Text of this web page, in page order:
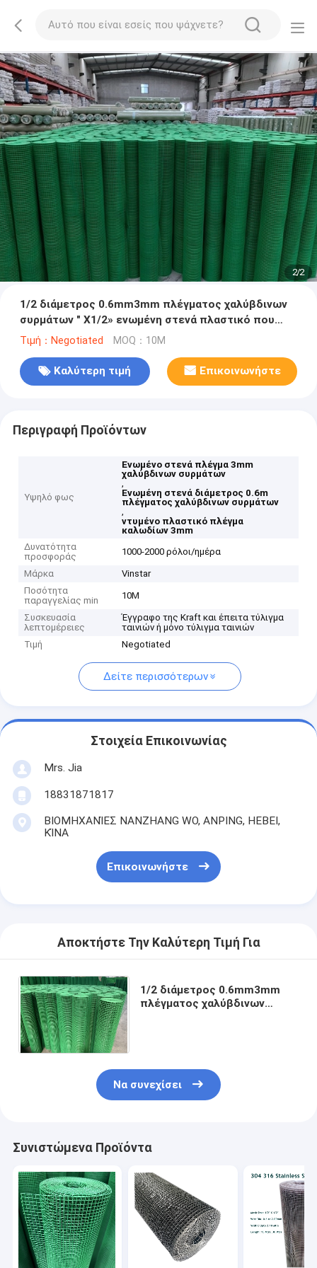
2/2
1/2 διάμετρος 0.6mm3mm πλέγματος χαλύβδινων
συρμάτων " X1/2» ενωμένη στενά πλαστικό που
ντύνεται
Τιμή：Negotiated MOQ：10M
Καλύτερη τιμή Επικοινωνήστε
Περιγραφή Προϊόντων
Υψηλό φως
Ενωμένο στενά πλέγμα 3mm
χαλύβδινων συρμάτων
,
Ενωμένη στενά διάμετρος 0.6m
πλέγματος χαλύβδινων συρμάτων
,
ντυμένο πλαστικό πλέγμα
καλωδίων 3mm
Δυνατότητα
προσφοράς
1000-2000 ρόλοι/ημέρα
Μάρκα
Vinstar
Ποσότητα
παραγγελίας min
10M
Συσκευασία
λεπτομέρειες
Έγγραφο της Kraft και έπειτα τύλιγμα
ταινιών ή μόνο τύλιγμα ταινιών
Τιμή
Negotiated
Δείτε περισσότερων
Στοιχεία Επικοινωνίας
Mrs. Jia
18831871817
ΒΙΟΜΗΧΑΝΊΕΣ NANZHANG WO, ANPING, HEBEI,
ΚΊΝΑ
Επικοινωνήστε
Αποκτήστε Την Καλύτερη Τιμή Για
1/2 διάμετρος 0.6mm3mm
πλέγματος χαλύβδινων
Να συνεχίσει
Συνιστώμενα Προϊόντα